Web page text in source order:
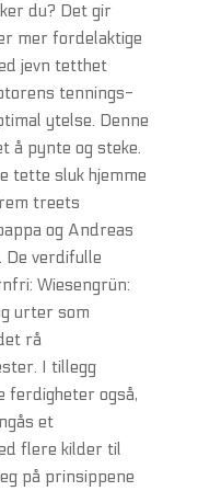
du? Det gir
mer fordelaktige
jevn tetthet
tennings-
ytelse. Denne
å pynte og steke.
tette sluk hjemme
treets
og Andreas
verdifulle
Wiesengrün:
urter som
rå
I tillegg
ferdigheter også,
et
flere kilder til
på prinsippene